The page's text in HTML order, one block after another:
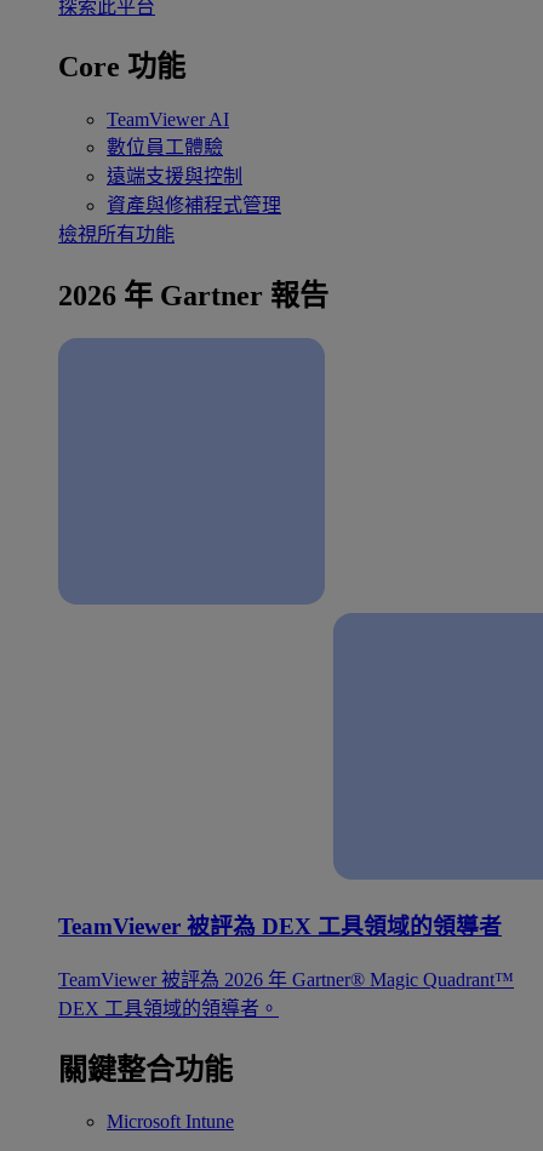
探索此平台
Core 功能
TeamViewer AI
數位員工體驗
遠端支援與控制
資產與修補程式管理
檢視所有功能
2026 年 Gartner 報告
TeamViewer 被評為 DEX 工具領域的領導者
TeamViewer 被評為 2026 年 Gartner® Magic Quadrant™
DEX 工具領域的領導者。
關鍵整合功能
Microsoft Intune